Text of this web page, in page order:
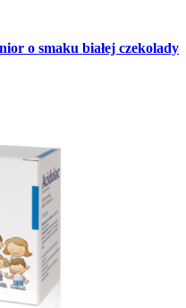
o smaku białej czekolady